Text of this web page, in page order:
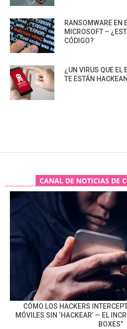
RANSOMWARE EN
MICROSOFT –
CÓDIGO?
¿UN VIRUS QUE EL
TE ESTÁN
CANAL DE NOTICIAS DE
CÓMO LOS HACKERS
MÓVILES SIN ‘HACKEAR’ — EL
BOXES”